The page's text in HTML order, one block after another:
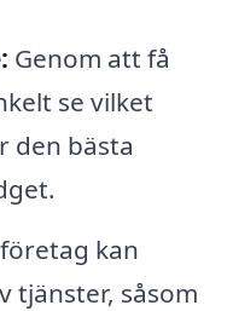
Genom att få
se vilket
den bästa
kan
tjänster, såsom